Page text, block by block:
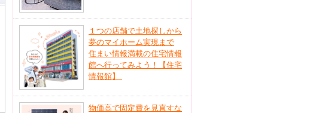
１つの店舗で土地探しから
夢のマイホーム実現まで
住まい情報満載の住宅情報
館へ行ってみよう！【住宅
情報館】
物価高で固定費を見直すな